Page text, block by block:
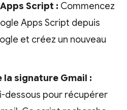
Script : Commencez
Apps Script depuis
et créez un nouveau
la signature Gmail :
dessous pour récupérer